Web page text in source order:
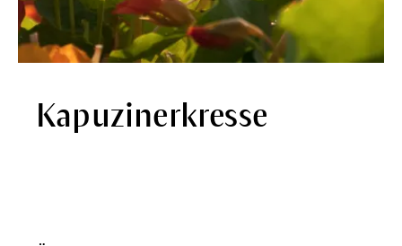
Kapuzinerkresse